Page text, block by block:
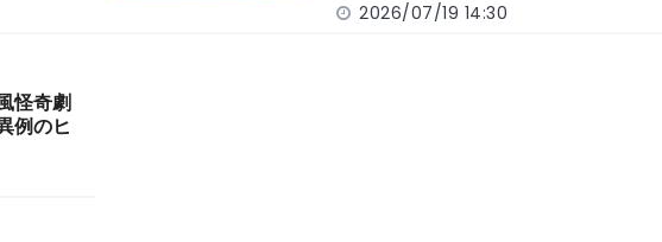
2026/07/19 14:30
怪奇劇
例のヒ